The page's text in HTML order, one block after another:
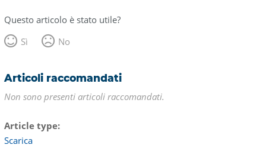
Questo articolo è stato utile?
Sì
No
Articoli raccomandati
Non sono presenti articoli raccomandati.
Article type
Scarica